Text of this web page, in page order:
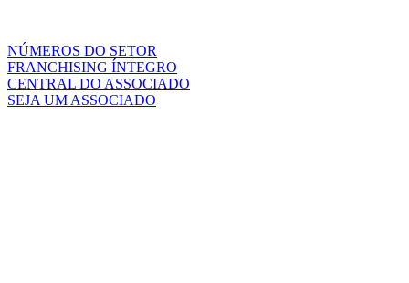
NÚMEROS DO SETOR
FRANCHISING ÍNTEGRO
CENTRAL DO ASSOCIADO
SEJA UM ASSOCIADO